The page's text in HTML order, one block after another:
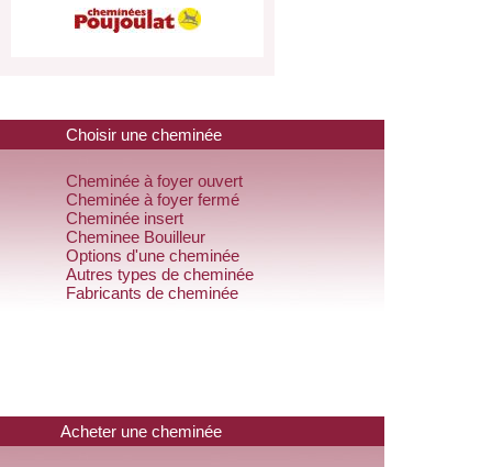
Choisir une cheminée
Cheminée à foyer ouvert
Cheminée à foyer fermé
Cheminée insert
Cheminee Bouilleur
Options d'une cheminée
Autres types de cheminée
Fabricants de cheminée
Acheter une cheminée